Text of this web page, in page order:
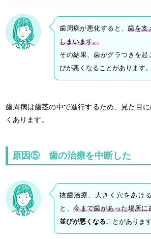
歯周病が悪化すると、歯を支
しまいます。
その結果、歯がグラつきを起
びが悪くなることがあります。
歯周病は歯茎の中で進行するため、見た目
くあります。
原因⑤ 歯の治療を中断した
抜歯治療、大きく穴をあけ
と、今まで歯があった場所に
並びが悪くなることがあります